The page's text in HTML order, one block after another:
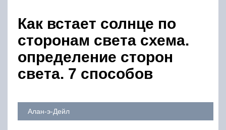
Как встает солнце по
сторонам света схема.
определение сторон
света. 7 способов
Алан-э-Дейл